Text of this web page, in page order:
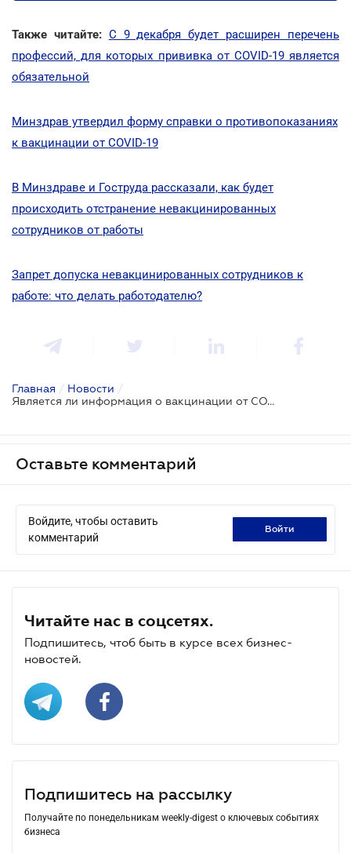
Также читайте: С 9 декабря будет расширен перечень
профессий, для которых прививка от COVID-19 является
обязательной
Минздрав утвердил форму справки о противопоказаниях
к вакцинации от COVID-19
В Минздраве и Гоструда рассказали, как будет
происходить отстранение невакцинированных
сотрудников от работы
Запрет допуска невакцинированных сотрудников к
работе: что делать работодателю?
Главная / Новости /
Является ли информация о вакцинации от COVID-19 врачебной тайной
Оставьте комментарий
Войдите, чтобы оставить
комментарий
войти
Читайте нас в соцсетях.
Подпишитесь, чтоб быть в курсе всех бизнес-
новостей.
Подпишитесь на рассылку
Получайте по понедельникам weekly-digest о ключевых событиях
бизнеса